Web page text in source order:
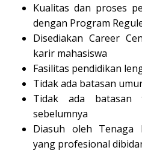
Kualitas dan proses
dengan Program
Disediakan Career
karir mahasiswa
Fasilitas pendidikan
Tidak ada batasan
Tidak ada batasan
sebelumnya
Diasuh oleh Tenaga
yang profesional